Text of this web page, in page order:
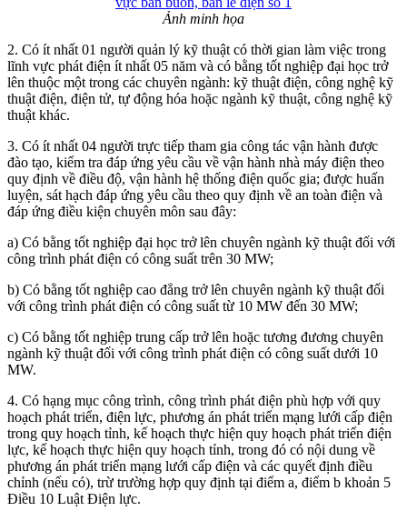
Ảnh minh họa
2. Có ít nhất 01 người quản lý kỹ thuật có thời gian làm việc trong
lĩnh vực phát điện ít nhất 05 năm và có bằng tốt nghiệp đại học trở
lên thuộc một trong các chuyên ngành: kỹ thuật điện, công nghệ kỹ
thuật điện, điện tử, tự động hóa hoặc ngành kỹ thuật, công nghệ kỹ
thuật khác.
3. Có ít nhất 04 người trực tiếp tham gia công tác vận hành được
đào tạo, kiểm tra đáp ứng yêu cầu về vận hành nhà máy điện theo
quy định về điều độ, vận hành hệ thống điện quốc gia; được huấn
luyện, sát hạch đáp ứng yêu cầu theo quy định về an toàn điện và
đáp ứng điều kiện chuyên môn sau đây:
a) Có bằng tốt nghiệp đại học trở lên chuyên ngành kỹ thuật đối với
công trình phát điện có công suất trên 30 MW;
b) Có bằng tốt nghiệp cao đẳng trở lên chuyên ngành kỹ thuật đối
với công trình phát điện có công suất từ 10 MW đến 30 MW;
c) Có bằng tốt nghiệp trung cấp trở lên hoặc tương đương chuyên
ngành kỹ thuật đối với công trình phát điện có công suất dưới 10
MW.
4. Có hạng mục công trình, công trình phát điện phù hợp với quy
hoạch phát triển, điện lực, phương án phát triển mạng lưới cấp điện
trong quy hoạch tỉnh, kế hoạch thực hiện quy hoạch phát triển điện
lực, kế hoạch thực hiện quy hoạch tỉnh, trong đó có nội dung về
phương án phát triển mạng lưới cấp điện và các quyết định điều
chỉnh (nếu có), trừ trường hợp quy định tại điểm a, điểm b khoản 5
Điều 10 Luật Điện lực.